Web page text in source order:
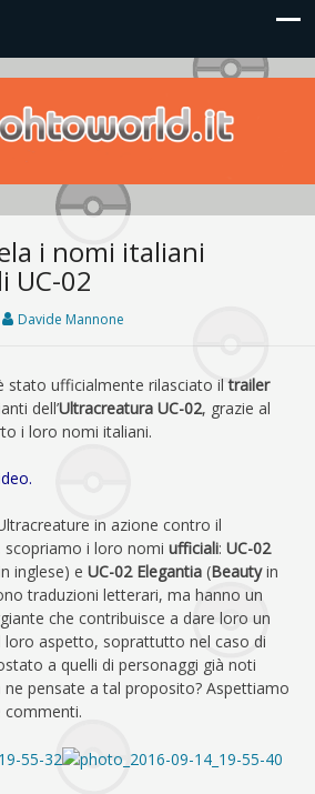
Pokémon e Nintendo
i nomi italiani
UC-02
Davide Mannone
stato ufficialmente rilasciato iltrailer
dell’Ultracreatura UC-02, grazie al
i loro nomi italiani.
in azione contro il
scopriamo i loro nomi ufficiali: UC-02
inglese) e UC-02 Elegantia (Beautyin
traduzioni letterari, ma hanno un
che contribuisce a dare loro un
loro aspetto, soprattutto nel caso di
a quelli di personaggi già noti
pensate a tal proposito? Aspettiamo
commenti.